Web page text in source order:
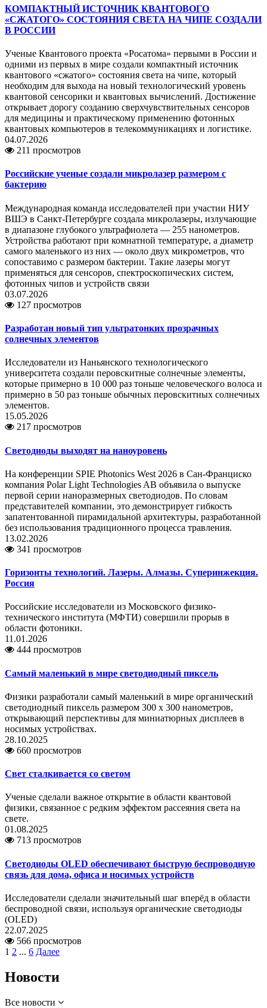
КОМПАКТНЫЙ ИСТОЧНИК КВАНТОВОГО
«СЖАТОГО» СОСТОЯНИЯ СВЕТА НА ЧИПЕ СОЗДАЛИ
В РОССИИ
Ученые Квантового проекта «Росатома» первыми в России и
одними из первых в мире создали компактный источник
квантового «сжатого» состояния света на чипе, который
необходим для выхода на новый технологический уровень
квантовой сенсорики и квантовых вычислений. Достижение
открывает дорогу созданию сверхчувствительных сенсоров
для медицины и практическому применению фотонных
квантовых компьютеров в телекоммуникациях и логистике.
04.07.2026
211 просмотров
Российские ученые создали микролазер размером с
бактерию
Международная команда исследователей при участии НИУ
ВШЭ в Санкт-Петербурге создала микролазеры, излучающие
в диапазоне глубокого ультрафиолета — 255 нанометров.
Устройства работают при комнатной температуре, а диаметр
самого маленького из них — около двух микрометров, что
сопоставимо с размером бактерии. Такие лазеры могут
применяться для сенсоров, спектроскопических систем,
фотонных чипов и устройств связи
03.07.2026
127 просмотров
Разработан новый тип ультратонких прозрачных
солнечных элементов
Исследователи из Наньянского технологического
университета создали перовскитные солнечные элементы,
которые примерно в 10 000 раз тоньше человеческого волоса и
примерно в 50 раз тоньше обычных перовскитных солнечных
элементов.
15.05.2026
217 просмотров
Светодиоды выходят на наноуровень
На конференции SPIE Photonics West 2026 в Сан-Франциско
компания Polar Light Technologies AB объявила о выпуске
первой серии наноразмерных светодиодов. По словам
представителей компании, это демонстрирует гибкость
запатентованной пирамидальной архитектуры, разработанной
без использования традиционного процесса травления.
13.02.2026
341 просмотров
Горизонты технологий. Лазеры. Алмазы. Суперинжекция.
Россия
Российские исследователи из Московского физико-
технического института (МФТИ) совершили прорыв в
области фотоники.
11.01.2026
444 просмотров
Самый маленький в мире светодиодный пиксель
Физики разработали самый маленький в мире органический
светодиодный пиксель размером 300 x 300 нанометров,
открывающий перспективы для миниатюрных дисплеев в
носимых устройствах.
28.10.2025
660 просмотров
Свет сталкивается со светом
Ученые сделали важное открытие в области квантовой
физики, связанное с редким эффектом рассеяния света на
свете.
01.08.2025
713 просмотров
Светодиоды OLED обеспечивают быструю беспроводную
связь для дома, офиса и носимых устройств
Исследователи сделали значительный шаг вперёд в области
беспроводной связи, используя органические светодиоды
(OLED)
22.07.2025
566 просмотров
1 2 ... 6 Далее
Новости
Все новости